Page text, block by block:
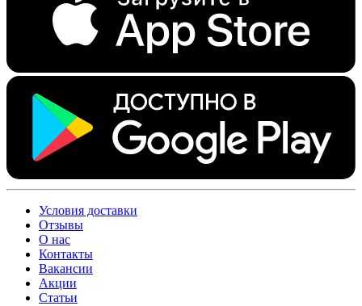
Условия доставки
Отзывы
О нас
Контакты
Вакансии
Акции
Статьи